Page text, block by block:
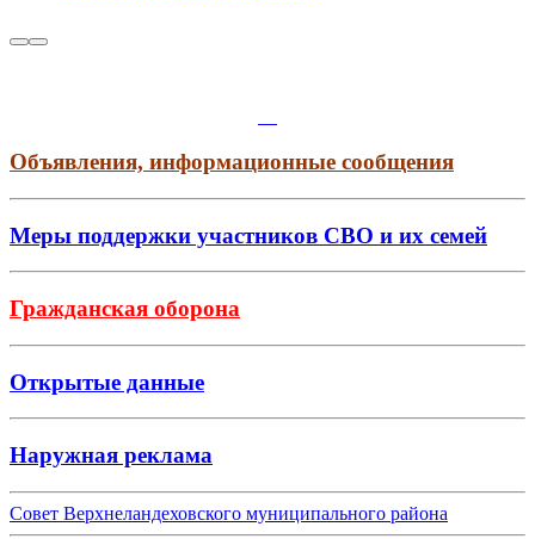
Объявления, информационные сообщения
Меры поддержки участников СВО и их семей
Гражданская оборона
Открытые данные
Наружная реклама
Совет Верхнеландеховского муниципального района